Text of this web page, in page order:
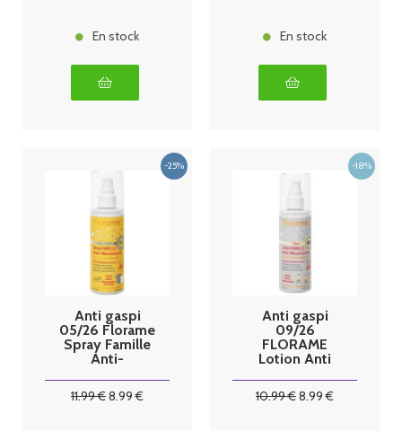
En stock En stock
Anti gaspi
05/26 Florame
Spray Famille
Anti-
"Textiles"
11.99€8.99 €
Anti gaspi
09/26
FLORAME
Lotion Anti
Aux Huiles
Essentielles
10.99€8.99 €